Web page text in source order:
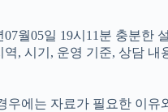
월05일 19시11분 충분한
, 시기, 운영 기준, 상담 내
에는 자료가 필요한 이유